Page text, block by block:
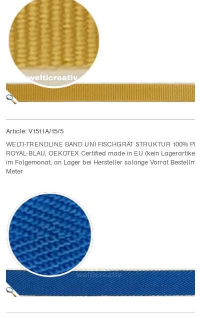
Article: V1511A/15/5
WELTI-TRENDLINE BAND UNI FISCHGRÄT STRUKTUR 100% PES
ROYAL-BLAU, OEKOTEX Certified made in EU (kein
im Folgemonat, an Lager bei Hersteller solange Vorrat
Meter